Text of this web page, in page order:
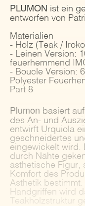
PLUMON ist ein
entworfen von
Materialien
- Holz (Teak /
- Leinen Version:
feuerhemmend
- Boucle Version:
Polyester
Part 8
Plumon basiert
des An- und
entwirft Urquiola
geschneidertes
eingewickelt wird.
durch Nähte
ästhetische Figur,
Komfort des
Ästhetik
Handgriffen wird
Teakholzstruktur